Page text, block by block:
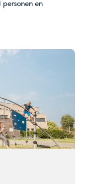
en